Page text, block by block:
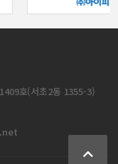
호(서초2동 1355-3)